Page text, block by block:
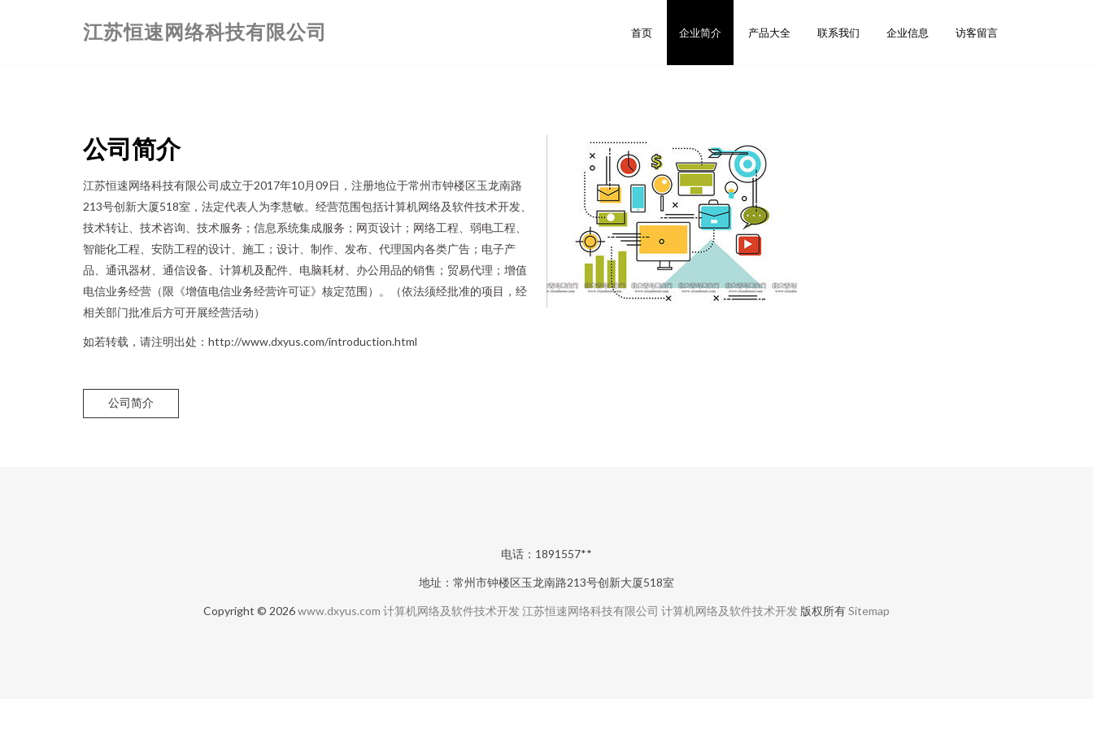
江苏恒速网络科技有限公司 首页 企业简介 产品大全 联系我们 企业信息 访客留言
公司简介
江苏恒速网络科技有限公司成立于2017年10月09日，注册地位于常州市钟楼区玉龙南路
213号创新大厦518室，法定代表人为李慧敏。经营范围包括计算机网络及软件技术开发、
技术转让、技术咨询、技术服务；信息系统集成服务；网页设计；网络工程、弱电工程、
智能化工程、安防工程的设计、施工；设计、制作、发布、代理国内各类广告；电子产
品、通讯器材、通信设备、计算机及配件、电脑耗材、办公用品的销售；贸易代理；增值
电信业务经营（限《增值电信业务经营许可证》核定范围）。（依法须经批准的项目，经
相关部门批准后方可开展经营活动）
如若转载，请注明出处：http://www.dxyus.com/introduction.html
公司简介
电话：1891557**
地址：常州市钟楼区玉龙南路213号创新大厦518室
Copyright © 2026www.dxyus.com 计算机网络及软件技术开发江苏恒速网络科技有限公司 计算机网络及软件技术开发 版权所有Sitemap